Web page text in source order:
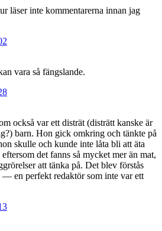
läser inte kommentarerna innan jag
vara så fängslande.
också var ett disträt (disträtt kanske är
barn. Hon gick omkring och tänkte på
skulle och kunde inte låta bli att äta
det fanns så mycket mer än mat,
att tänka på. Det blev förstås
— en perfekt redaktör som inte var ett